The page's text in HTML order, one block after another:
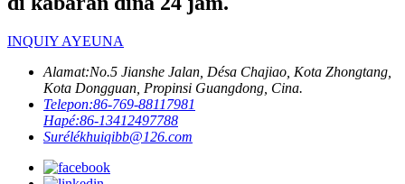
INQUIY AYEUNA
Alamat:No.5 Jianshe Jalan, Désa Chajiao, Kota Zhongtang,
Kota Dongguan, Propinsi Guangdong, Cina.
Telepon:86-769-88117981
Hapé:86-13412497788
Surélékhuiqibb@126.com